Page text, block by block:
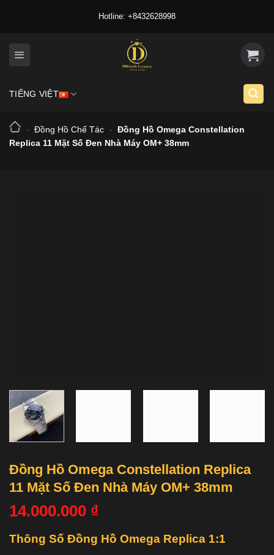
Hotline: +8432628998
TIẾNG VIỆT
- Đồng Hồ Chế Tác - Đồng Hồ Omega Constellation
Replica 11 Mặt Số Đen Nhà Máy OM+ 38mm
Đồng Hồ Omega Constellation Replica
11 Mặt Số Đen Nhà Máy OM+ 38mm
14.000.000 ₫
Thông Số Đồng Hồ Omega Replica 1:1